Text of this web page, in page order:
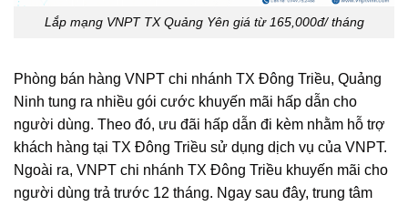
Lắp mạng VNPT TX Quảng Yên giá từ 165,000đ/ tháng
Phòng bán hàng VNPT chi nhánh TX Đông Triều, Quảng
Ninh tung ra nhiều gói cước khuyến mãi hấp dẫn cho
người dùng. Theo đó, ưu đãi hấp dẫn đi kèm nhằm hỗ trợ
khách hàng tại TX Đông Triều sử dụng dịch vụ của VNPT.
Ngoài ra, VNPT chi nhánh TX Đông Triều khuyến mãi cho
người dùng trả trước 12 tháng. Ngay sau đây, trung tâm